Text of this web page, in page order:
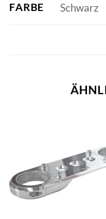
FARBE Schwarz